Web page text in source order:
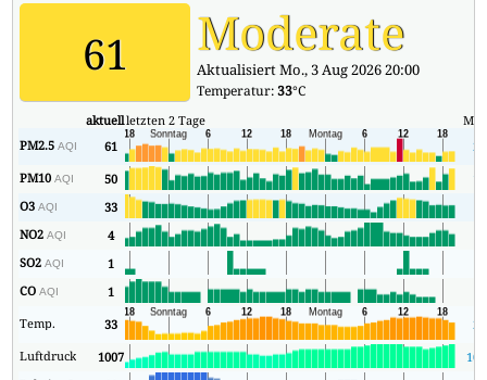
61 Moderate
Aktualisiert Mo., 3 Aug 2026 20:00
Temperatur:33°C
aktuellletzten 2 Tage
PM2.5AQI 61
21
PM10AQI 50
17
O3AQI 33
NO2AQI 4
SO2AQI 1
COAQI 1
Temp.
33
26
Luftdruck
1007